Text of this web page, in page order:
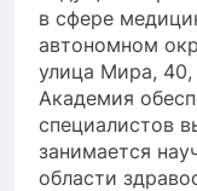
в сфере
автономном
улица Мира,
Академия
специалистов
занимается
области